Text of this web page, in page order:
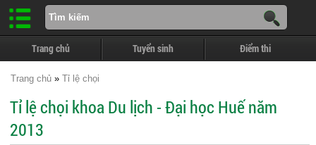
Trang chủ Tuyển sinh Điểm thi
Trang chủ » Tỉ lệ chọi
Tỉ lệ chọi khoa Du lịch - Đại học Huế năm
2013